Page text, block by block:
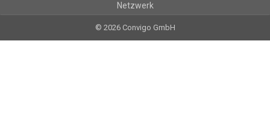
Netzwerk
© 2026 Convigo GmbH